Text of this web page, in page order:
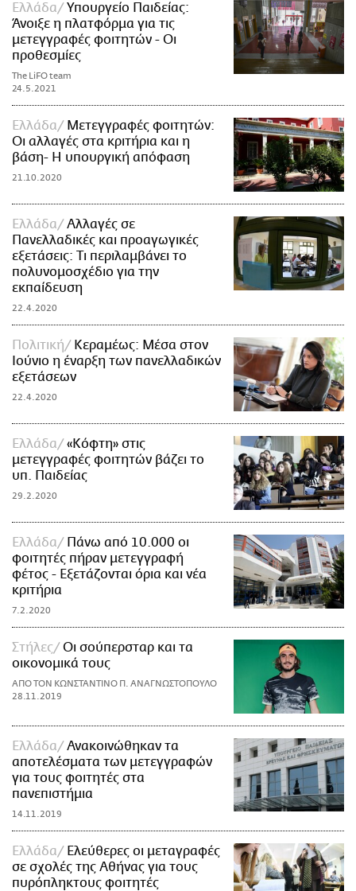
Ελλάδα
Υπουργείο Παιδείας:
Άνοιξε η πλατφόρμα για τις
μετεγγραφές φοιτητών - Οι
προθεσμίες
The LiFO team
24.5.2021
Ελλάδα
Μετεγγραφές φοιτητών:
Οι αλλαγές στα κριτήρια και η
βάση- Η υπουργική απόφαση
21.10.2020
Ελλάδα
Αλλαγές σε
Πανελλαδικές και προαγωγικές
εξετάσεις: Τι περιλαμβάνει το
πολυνομοσχέδιο για την
εκπαίδευση
22.4.2020
Πολιτική
Κεραμέως: Μέσα στον
Ιούνιο η έναρξη των πανελλαδικών
εξετάσεων
22.4.2020
Ελλάδα
«Κόφτη» στις
μετεγγραφές φοιτητών βάζει το
υπ. Παιδείας
29.2.2020
Ελλάδα
Πάνω από 10.000 οι
φοιτητές πήραν μετεγγραφή
φέτος - Εξετάζονται όρια και νέα
κριτήρια
7.2.2020
Στήλες
Οι σούπερσταρ και τα
οικονομικά τους
ΑΠΟ ΤΟΝ ΚΩΝΣΤΑΝΤΙΝΟ Π. ΑΝΑΓΝΩΣΤΟΠΟΥΛΟ
28.11.2019
Ελλάδα
Ανακοινώθηκαν τα
αποτελέσματα των μετεγγραφών
για τους φοιτητές στα
πανεπιστήμια
14.11.2019
Ελλάδα
Ελεύθερες οι μεταγραφές
σε σχολές της Αθήνας για τους
πυρόπληκτους φοιτητές